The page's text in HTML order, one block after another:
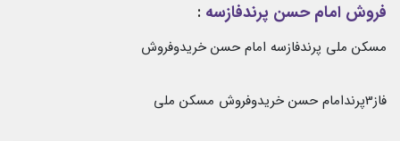
فروش امام حسن پرندفازسه :
مسکن ملی پرندفازسه امام حسن خریدوفروش
فاز3پرندامام حسن خریدوفروش مسکن ملی